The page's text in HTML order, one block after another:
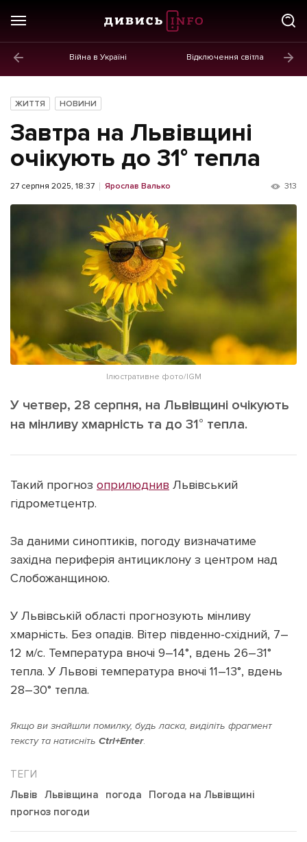
Війна в Україні Відключення світла
Новини
Політика
Економіка
Бізнес
Життя
Культура
Афіша
Інтерв'ю
Картки
Розслідування
Погляди
Прес-релізи
Фото/Відео
Made in Lviv
[email protected] Реклама на сайті
Політика конфіденційності
Наші соц мережі
ЖИТТЯ НОВИНИ
Завтра на Львівщині
очікують до 31° тепла
27 серпня 2025, 18:37 Ярослав Валько 313
Ілюстративне фото/IGM
У четвер, 28 серпня, на Львівщині очікують
на мінливу хмарність та до 31° тепла.
Такий прогноз оприлюднив Львівський
гідрометцентр.
За даними синоптиків, погоду визначатиме
західна периферія антициклону з центром над
Слобожанщиною.
У Львівській області прогнозують мінливу
хмарність. Без опадів. Вітер південно-східний, 7–
12 м/с. Температура вночі 9–14°, вдень 26–31°
тепла. У Львові температура вночі 11–13°, вдень
28–30° тепла.
Якщо ви знайшли помилку, будь ласка, виділіть фрагмент
тексту та натисніть Ctrl+Enter.
Львів Львівщина погода
Погода на Львівщині
прогноз погоди